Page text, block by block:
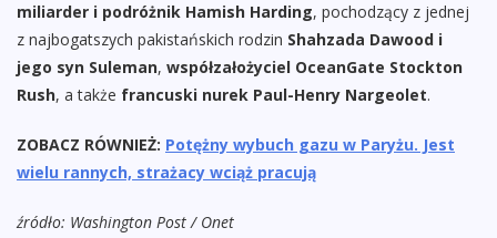
miliarder i podróżnik Hamish Harding, pochodzący z jednej
z najbogatszych pakistańskich rodzin Shahzada Dawood i
jego syn Suleman, współzałożyciel OceanGate Stockton
Rush, a także francuski nurek Paul-Henry Nargeolet.
ZOBACZ RÓWNIEŻ: Potężny wybuch gazu w Paryżu. Jest
wielu rannych, strażacy wciąż pracują
źródło: Washington Post / Onet